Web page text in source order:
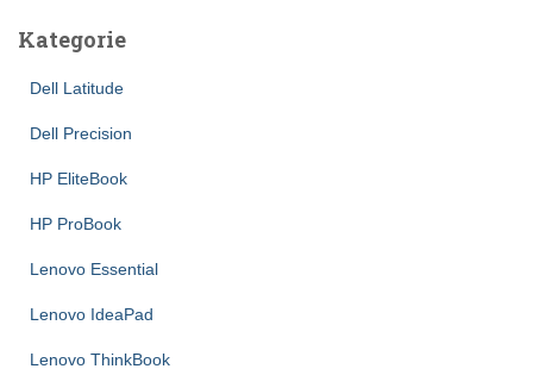
Kategorie
Dell Latitude
Dell Precision
HP EliteBook
HP ProBook
Lenovo Essential
Lenovo IdeaPad
Lenovo ThinkBook